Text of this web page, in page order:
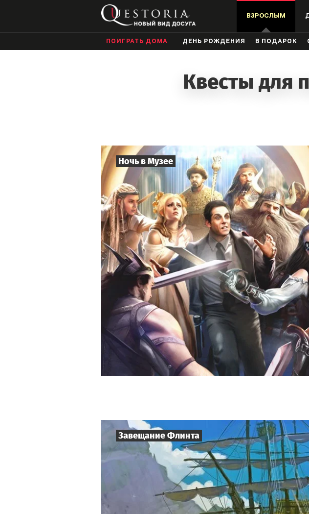
ВЗРОСЛЫМ
ПОИГРАТЬ ДОМА ДЕНЬ РОЖДЕНИЯ В ПОДАРОК
Квесты для
Ночь в Музее
Завещание Флинта